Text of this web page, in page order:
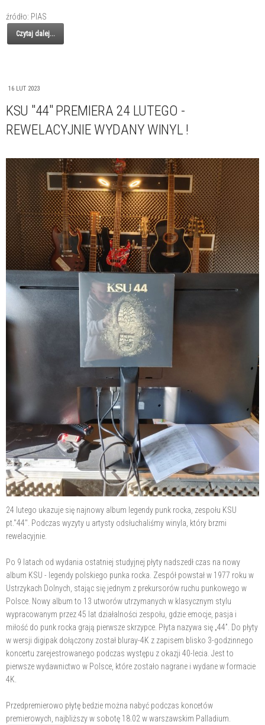
źródło: PIAS
Czytaj dalej...
16 LUT 2023
KSU "44" PREMIERA 24 LUTEGO -
REWELACYJNIE WYDANY WINYL !
24 lutego ukazuje się najnowy album legendy punk rocka, zespołu KSU
pt."44". Podczas wyzyty u artysty odsłuchaliśmy winyla, który brzmi
rewelacyjnie.
Po 9 latach od wydania ostatniej studyjnej płyty nadszedł czas na nowy
album KSU - legendy polskiego punka rocka. Zespół powstał w 1977 roku w
Ustrzykach Dolnych, stając się jednym z prekursorów ruchu punkowego w
Polsce. Nowy album to 13 utworów utrzymanych w klasycznym stylu
wypracowanym przez 45 lat działalności zespołu, gdzie emocje, pasja i
miłość do punk rocka grają pierwsze skrzypce. Płyta nazywa się „44”. Do płyty
w wersji digipak dołączony został bluray-4K z zapisem blisko 3-godzinnego
koncertu zarejestrowanego podczas występu z okazji 40-lecia. Jest to
pierwsze wydawnictwo w Polsce, które zostało nagrane i wydane w formacie
4K.
Przedpremierowo płytę bedzie można nabyć podczas koncetów
premierowych, najbliższy w sobotę 18.02 w warszawskim Palladium.